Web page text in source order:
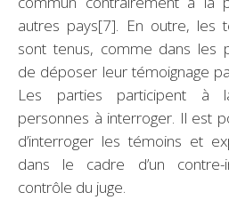
autres pays[7]. En outre, les
sont tenus, comme dans les
de déposer leur témoignage
Les parties participent à
personnes à interroger. Il est
d’interroger les témoins et
dans le cadre d’un contre-
contrôle du juge.